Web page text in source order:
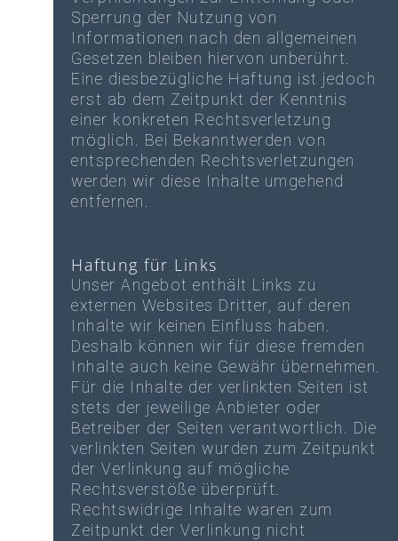
Sperrung der Nutzung von
Informationen nach den allgemeinen
Gesetzen bleiben hiervon unberührt.
Eine diesbezügliche Haftung ist jedoch
erst ab dem Zeitpunkt der Kenntnis
einer konkreten Rechtsverletzung
möglich. Bei Bekanntwerden von
entsprechenden Rechtsverletzungen
werden wir diese Inhalte umgehend
entfernen.
Haftung für Links
Unser Angebot enthält Links zu
externen Websites Dritter, auf deren
Inhalte wir keinen Einfluss haben.
Deshalb können wir für diese fremden
Inhalte auch keine Gewähr übernehmen.
Für die Inhalte der verlinkten Seiten ist
stets der jeweilige Anbieter oder
Betreiber der Seiten verantwortlich. Die
verlinkten Seiten wurden zum Zeitpunkt
der Verlinkung auf mögliche
Rechtsverstöße überprüft.
Rechtswidrige Inhalte waren zum
Zeitpunkt der Verlinkung nicht